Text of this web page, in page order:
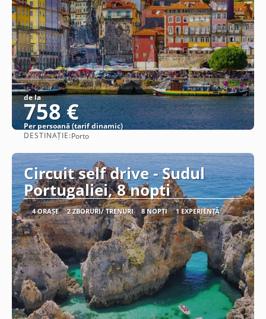
de la
758 €
Per persoană (tarif dinamic)
DESTINAȚIE:Porto
Circuit self drive - Sudul
Portugaliei, 8 nopti
4 ORAȘE 2 ZBORURI/ TRENURI 8 NOPȚI 1 EXPERIENȚĂ